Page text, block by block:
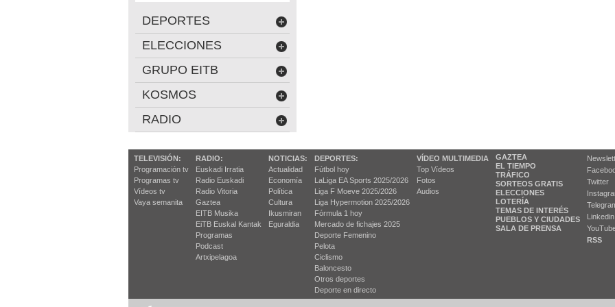
DEPORTES
ELECCIONES
GRUPO EITB
KOSMOS
RADIO
TELEVISIÓN:
Programación tv
Programas tv
Vídeos tv
Vaya semanita
RADIO:
Euskadi Irratia
Radio Euskadi
Radio Vitoria
Gaztea
EITB Musika
EiTB Euskal Kantak
Programas
Podcast
Artxipelagoa
NOTICIAS:
Actualidad
Economía
Política
Cultura
Ikusmiran
Eguraldia
DEPORTES:
Fútbol hoy
LaLiga EA Sports 2025/2026
Liga F Moeve 2025/2026
Liga Hypermotion 2025/2026
Fórmula 1 hoy
Mercado de fichajes 2025
Deporte Femenino
Pelota
Ciclismo
Baloncesto
Otros deportes
Deporte en directo
VÍDEO MULTIMEDIA
Top Vídeos
Fotos
Audios
GAZTEA
EL TIEMPO
TRÁFICO
SORTEOS GRATIS
ELECCIONES
LOTERÍA
TEMAS DE INTERÉS
PUEBLOS Y CIUDADES
SALA DE PRENSA
Twitter
Linkedin
RSS